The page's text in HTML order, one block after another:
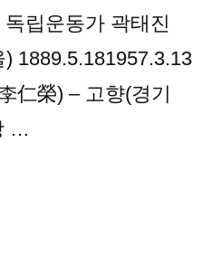
립운동가 곽태진
1889.5.181957.3.13
仁榮) – 고향(경기
…